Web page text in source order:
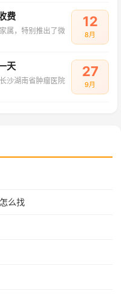
费
属，特别推出了微
12
8月
天
沙湖南省肿瘤医院
27
9月
么找